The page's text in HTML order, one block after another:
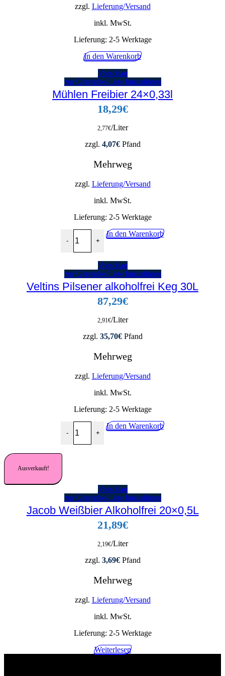
zzgl. Lieferung/Versand
inkl. MwSt.
Lieferung: 2-5 Werktage
In den Warenkorb
Vorschau
zur Getränke-Liste hinzufügen
Mühlen Freibier 24×0,33l
18,29€
2,77€/Liter
zzgl. 4,07€Pfand
Mehrweg
zzgl. Lieferung/Versand
inkl. MwSt.
Lieferung: 2-5 Werktage
-
Mühlen Freibier 24x0,33l Menge
+
In den Warenkorb
Vorschau
zur Getränke-Liste hinzufügen
Veltins Pilsener alkoholfrei Keg 30L
87,29€
2,91€/Liter
zzgl. 35,70€Pfand
Mehrweg
zzgl. Lieferung/Versand
inkl. MwSt.
Lieferung: 2-5 Werktage
-
Veltins Pilsener alkoholfrei Keg 30L Menge
+
In den Warenkorb
Ausverkauft!
Vorschau
zur Getränke-Liste hinzufügen
Jacob Weißbier Alkoholfrei 20×0,5L
21,89€
2,19€/Liter
zzgl. 3,69€Pfand
Mehrweg
zzgl. Lieferung/Versand
inkl. MwSt.
Lieferung: 2-5 Werktage
Weiterlesen